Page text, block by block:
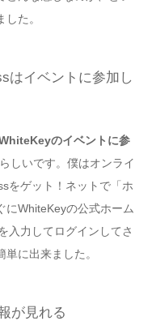
た。
はイベントに参加し
のイベントに参
しいです。僕はオンライ
をゲット！ネットで「ホ
WhiteKeyの公式ホーム
入力してログインしてさ
に出来ました。
が見れる